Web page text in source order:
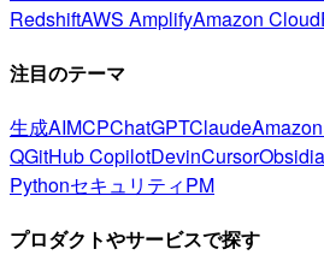
RedshiftAWS AmplifyAmazon
注目のテーマ
生成AIMCPChatGPTClaude
QGitHub CopilotDevinCursor
PythonセキュリティPM
プロダクトやサービスで探す